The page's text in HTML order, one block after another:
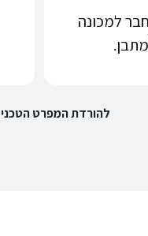
פשוט (6-8 צול) שמתחבר למכונה
להורדת המפרט הטכני